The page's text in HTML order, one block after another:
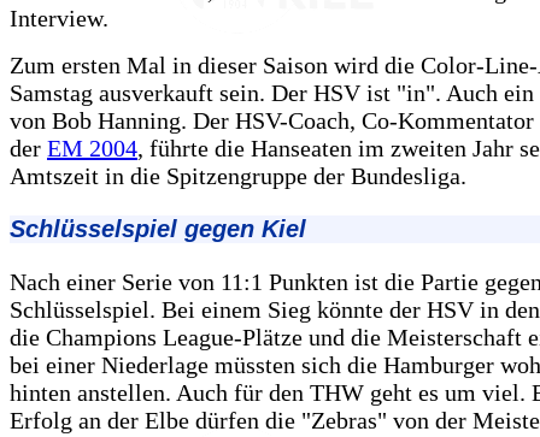
Interview.
Zum ersten Mal in dieser Saison wird die Color-
Samstag ausverkauft sein. Der HSV ist "in". Auch ein
von Bob Hanning. Der HSV-Coach, Co-Kommentator
der EM 2004, führte die Hanseaten im zweiten Jahr
Amtszeit in die Spitzengruppe der Bundesliga.
Schlüsselspiel gegen Kiel
Nach einer Serie von 11:1 Punkten ist die Partie
Schlüsselspiel. Bei einem Sieg könnte der HSV in
die Champions League-Plätze und die Meisterschaft
bei einer Niederlage müssten sich die Hamburger
hinten anstellen. Auch für den THW geht es um viel.
Erfolg an der Elbe dürfen die "Zebras" von der